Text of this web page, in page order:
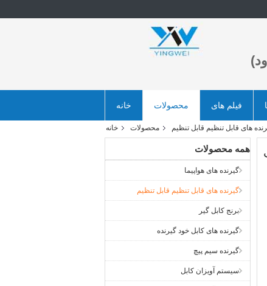
خانه محصولات فیلم های
خانه محصولات های قابل تنظیم قابل تنظیم
همه محصولات
گیرنده های هواپیما
گیرنده های قابل تنظیم قابل تنظیم
برنج کابل گیر
گیرنده های کابل خود گیرنده
گیرنده سیم پیچ
سیستم آویزان کابل